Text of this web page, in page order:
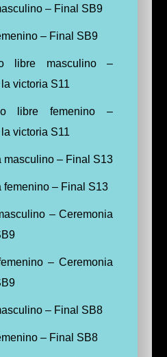
– Final SB9
– Final SB9
libre masculino –
victoria S11
libre femenino –
victoria S11
masculino – Final S13
femenino – Final S13
– Ceremonia
– Ceremonia
– Final SB8
– Final SB8